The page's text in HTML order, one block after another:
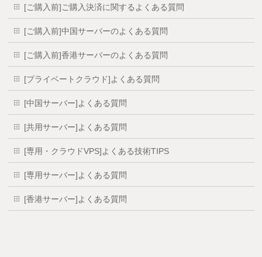
[ご購入前]ご購入決済に関するよくある質問
[ご購入前]中国サーバーのよくある質問
[ご購入前]香港サーバーのよくある質問
[プライベートクラウド]よくある質問
[中国サーバー]よくある質問
[共用サーバー]よくある質問
[専用・クラウドVPS]よくある技術TIPS
[専用サーバー]よくある質問
[香港サーバー]よくある質問